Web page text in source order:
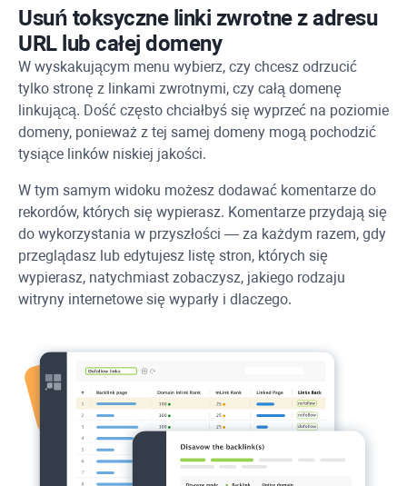
Usuń toksyczne linki zwrotne z adresu
URL lub całej domeny
W wyskakującym menu wybierz, czy chcesz odrzucić
tylko stronę z linkami zwrotnymi, czy całą domenę
linkującą. Dość często chciałbyś się wyprzeć na poziomie
domeny, ponieważ z tej samej domeny mogą pochodzić
tysiące linków niskiej jakości.
W tym samym widoku możesz dodawać komentarze do
rekordów, których się wypierasz. Komentarze przydają się
do wykorzystania w przyszłości — za każdym razem, gdy
przeglądasz lub edytujesz listę stron, których się
wypierasz, natychmiast zobaczysz, jakiego rodzaju
witryny internetowe się wyparły i dlaczego.